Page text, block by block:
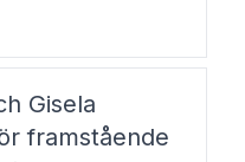
och författare och
Gisela
framstående